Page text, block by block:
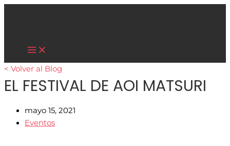
Ir
Main
< Volver al Blog
EL FESTIVAL DE AOI MATSURI
mayo 15, 2021
Eventos